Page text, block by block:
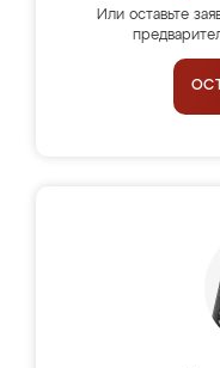
Или оставьте